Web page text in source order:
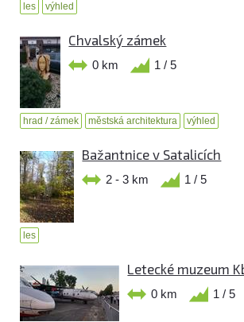
les výhled
Chvalský zámek
0 km 1 / 5
hrad / zámek městská architektura výhled
Bažantnice v Satalicích
2 - 3 km 1 / 5
les
Letecké muzeum
0 km 1 / 5